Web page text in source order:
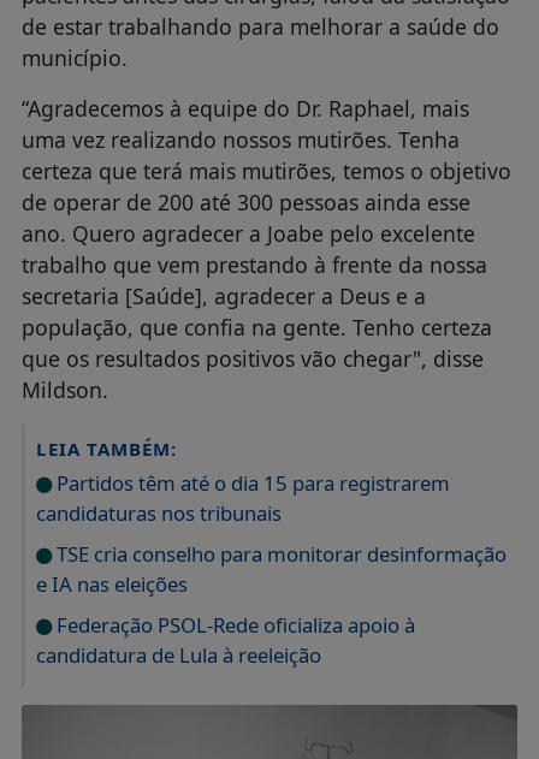
de estar trabalhando para melhorar a saúde do
município.
“Agradecemos à equipe do Dr. Raphael, mais
uma vez realizando nossos mutirões. Tenha
certeza que terá mais mutirões, temos o objetivo
de operar de 200 até 300 pessoas ainda esse
ano. Quero agradecer a Joabe pelo excelente
trabalho que vem prestando à frente da nossa
secretaria [Saúde], agradecer a Deus e a
população, que confia na gente. Tenho certeza
que os resultados positivos vão chegar", disse
Mildson.
LEIA TAMBÉM:
Partidos têm até o dia 15 para registrarem
candidaturas nos tribunais
TSE cria conselho para monitorar desinformação
e IA nas eleições
Federação PSOL-Rede oficializa apoio à
candidatura de Lula à reeleição